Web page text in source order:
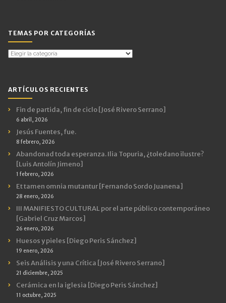
TEMAS POR CATEGORÍAS
Temas
ARTÍCULOS RECIENTES
Fin de partida, fin de ciclo [José Rivero Serrano]
6 abril, 2026
Jesús Fuentes, fue.
8 febrero, 2026
Abandonad toda esperanza. Ilia Topuria, ¿toledano ilustre?
[Luis Antolín Jimeno]
1 febrero, 2026
Et tamen omnia mutantur [Fernando Sordo Juanena]
28 enero, 2026
III MANIFIESTO CULTURAL por el arte público contemporáneo
[Gabriel Cruz Marcos]
26 enero, 2026
Huesos y pieles [Diego Peris Sánchez]
19 enero, 2026
Seis Análisis y una Crítica [José Rivero Serrano]
21 diciembre, 2025
Cerámica en la iglesia [Diego Peris Sánchez]
11 octubre, 2025